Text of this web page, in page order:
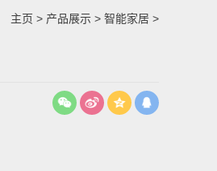
主页 > 产品展示 > 智能家居 >